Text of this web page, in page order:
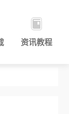
资讯教程